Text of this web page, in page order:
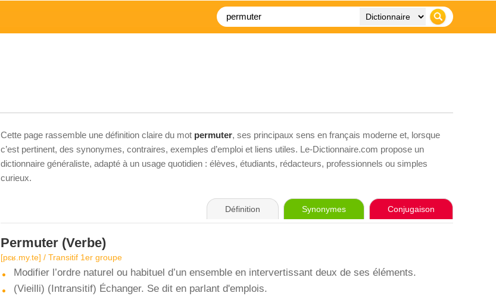
Cette page rassemble une définition claire du mot permuter, ses principaux sens en français moderne et, lorsque
c’est pertinent, des synonymes, contraires, exemples d’emploi et liens utiles. Le-Dictionnaire.com propose un
dictionnaire généraliste, adapté à un usage quotidien : élèves, étudiants, rédacteurs, professionnels ou simples
curieux.
Définition Synonymes Conjugaison
Permuter (Verbe)
[pɛʁ.my.te] / Transitif 1er groupe
Modifier l’ordre naturel ou habituel d’un ensemble en intervertissant deux de ses éléments.
(Vieilli) (Intransitif) Échanger. Se dit en parlant d'emplois.